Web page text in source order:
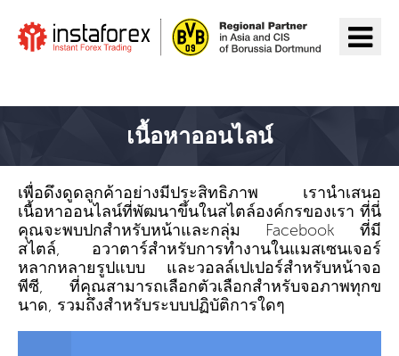
เนื้อหาออนไลน์
เพื่อดึงดูดลูกค้าอย่างมีประสิทธิภาพ เรานำเสนอ
เนื้อหาออนไลน์ที่พัฒนาขึ้นในสไตล์องค์กรของเรา ที่นี่
คุณจะพบปกสำหรับหน้าและกลุ่ม Facebook ที่มี
สไตล์, อวาตาร์สำหรับการทำงานในแมสเซนเจอร์
หลากหลายรูปแบบ และวอลล์เปเปอร์สำหรับหน้าจอ
พีซี, ที่คุณสามารถเลือกตัวเลือกสำหรับจอภาพทุกข
นาด, รวมถึงสำหรับระบบปฏิบัติการใดๆ